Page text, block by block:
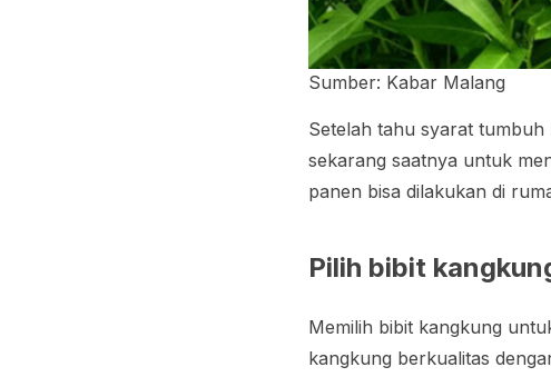
Sumber: Kabar Malang
Setelah tahu syarat tumbuh
sekarang saatnya untuk
panen bisa dilakukan di
Pilih bibit
Memilih bibit kangkung
kangkung berkualitas